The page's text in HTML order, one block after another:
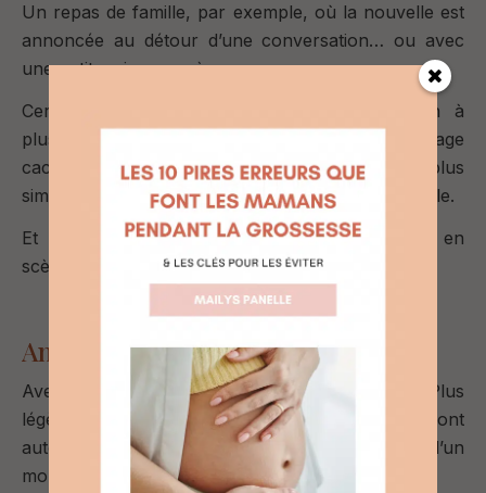
Un repas de famille, par exemple, où la nouvelle est
annoncée au détour d’une conversation… ou avec
une petite mise en scène.
Certains choisissent d’offrir un objet commun à
plusieurs membres de la famille, avec un message
caché.
D’autres préfèrent quelque chose de plus
simple : réunir tout le monde et partager la nouvelle.
Et parfois, il n’y a même pas besoin de mise en
scène.
Juste dire les mots.
Annoncer sa grossesse à ses amis
Avec les amis, l’ambiance est souvent différente.
Plus
légère, plus spontanée.Certaines annonces se font
autour d’un verre (sans alcool ), d’un repas, d’un
moment partagé.